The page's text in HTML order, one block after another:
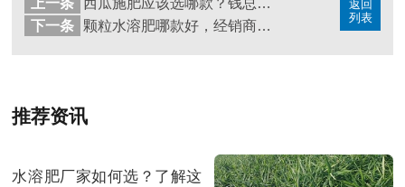
返回
列表
上一条
西瓜施肥应该选哪款？钱总告诉您答案
下一条
颗粒水溶肥哪款好，经销商王总的答案
推荐资讯
水溶肥厂家如何选？了解这